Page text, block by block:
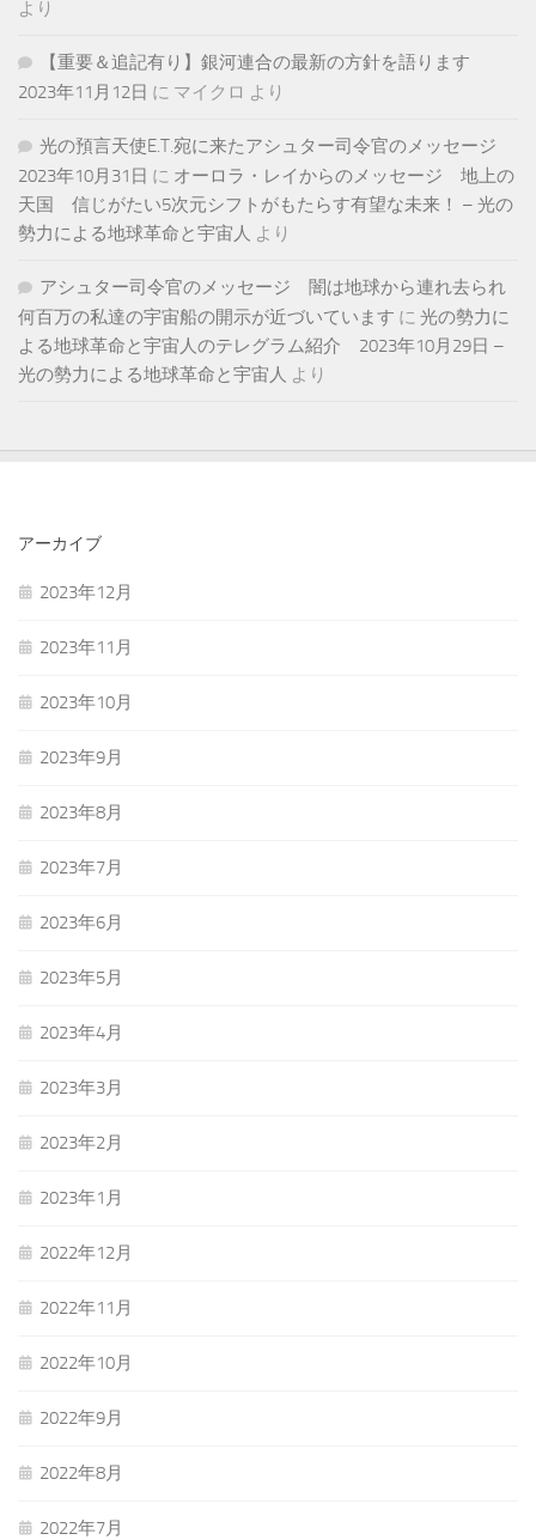
より
【重要＆追記有り】銀河連合の最新の方針を語ります
2023年11月12日 に マイクロ より
光の預言天使E.T.宛に来たアシュター司令官のメッセージ
2023年10月31日 に オーロラ・レイからのメッセージ 地上の
天国 信じがたい5次元シフトがもたらす有望な未来！ – 光の
勢力による地球革命と宇宙人 より
アシュター司令官のメッセージ 闇は地球から連れ去られ
何百万の私達の宇宙船の開示が近づいています に 光の勢力に
よる地球革命と宇宙人のテレグラム紹介 2023年10月29日 –
光の勢力による地球革命と宇宙人 より
アーカイブ
2023年12月
2023年11月
2023年10月
2023年9月
2023年8月
2023年7月
2023年6月
2023年5月
2023年4月
2023年3月
2023年2月
2023年1月
2022年12月
2022年11月
2022年10月
2022年9月
2022年8月
2022年7月